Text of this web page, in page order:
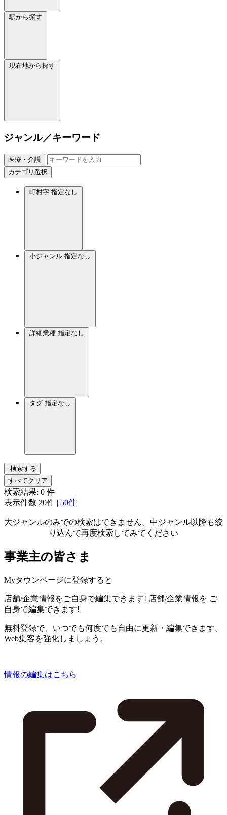
駅から探す
現在地から探す
ジャンル／キーワード
医療・介護
カテゴリ選択
町村字 指定なし
小ジャンル 指定なし
詳細業種 指定なし
タグ 指定なし
検索する
すべてクリア
検索結果: 0 件
表示件数 20件 | 50件
大ジャンルのみでの検索はできません。中ジャンル以降も絞
り込んで再度検索してみてください
事業主の皆さま
Myタウンページに登録すると
店舗/企業情報をご自身で編集できます! 店舗/企業情報を ご
自身で編集できます!
無料登録で、いつでも何度でも自由に更新・編集できます。
Web集客を強化しましょう。
情報の編集はこちら